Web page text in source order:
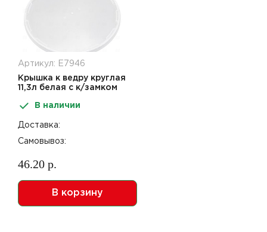
Артикул: Е7946
Крышка к ведру круглая
11,3л белая с к/замком
В наличии
Доставка:
Самовывоз:
46.20 р.
В корзину